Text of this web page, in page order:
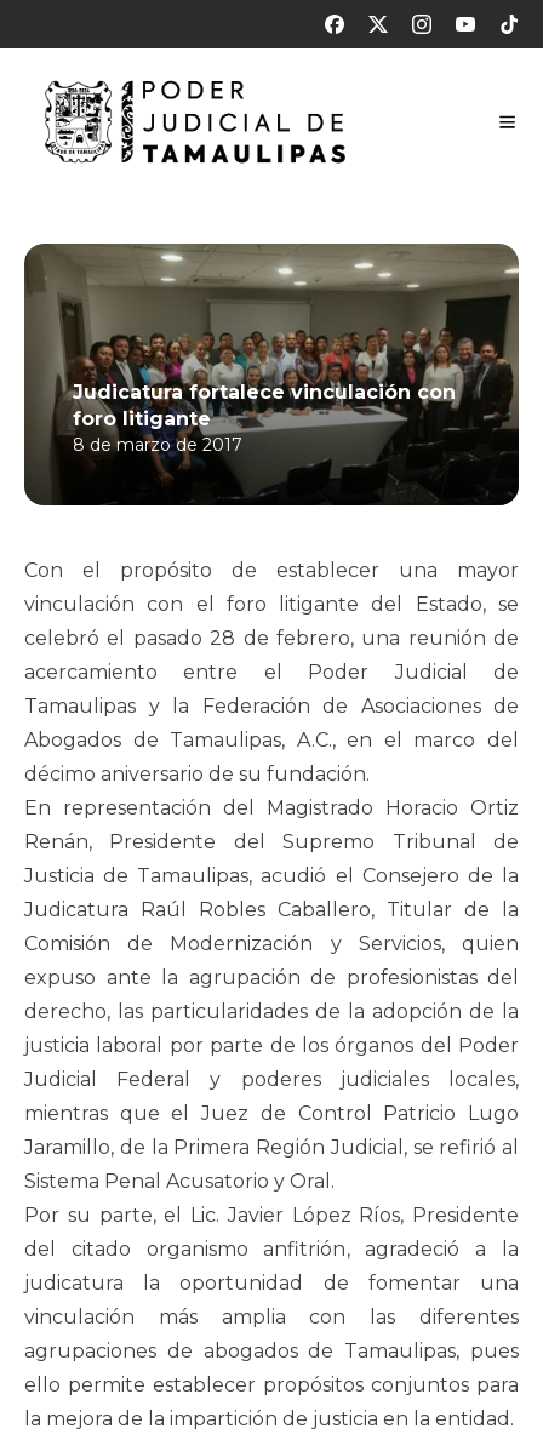
Judicatura fortalece vinculación con
foro litigante
8 de marzo de 2017
Con el propósito de establecer una mayor
vinculación con el foro litigante del Estado, se
celebró el pasado 28 de febrero, una reunión de
acercamiento entre el Poder Judicial de
Tamaulipas y la Federación de Asociaciones de
Abogados de Tamaulipas, A.C., en el marco del
décimo aniversario de su fundación.
En representación del Magistrado Horacio Ortiz
Renán, Presidente del Supremo Tribunal de
Justicia de Tamaulipas, acudió el Consejero de la
Judicatura Raúl Robles Caballero, Titular de la
Comisión de Modernización y Servicios, quien
expuso ante la agrupación de profesionistas del
derecho, las particularidades de la adopción de la
justicia laboral por parte de los órganos del Poder
Judicial Federal y poderes judiciales locales,
mientras que el Juez de Control Patricio Lugo
Jaramillo, de la Primera Región Judicial, se refirió al
Sistema Penal Acusatorio y Oral.
Por su parte, el Lic. Javier López Ríos, Presidente
del citado organismo anfitrión, agradeció a la
judicatura la oportunidad de fomentar una
vinculación más amplia con las diferentes
agrupaciones de abogados de Tamaulipas, pues
ello permite establecer propósitos conjuntos para
la mejora de la impartición de justicia en la entidad.